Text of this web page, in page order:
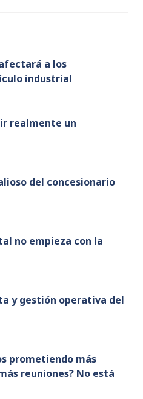
h
a
n
a los
industrial
realmente un
del concesionario
no empieza con la
y gestión operativa del
prometiendo más
reuniones? No está